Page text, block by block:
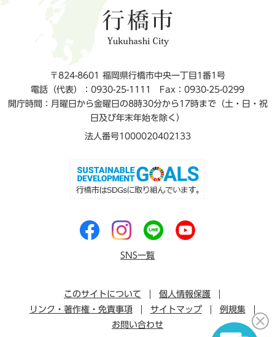
〒824-8601 福岡県行橋市中央一丁目1番1号
電話（代表）：0930-25-1111
Fax：0930-25-0299
開庁時間：月曜日から金曜日の8時30分から17時まで（土・日・祝
日及び年末年始を除く）
法人番号1000020402133
SNS一覧
このサイトについて
個人情報保護
リンク・著作権・免責事項
サイトマップ
例規集
お問い合わせ